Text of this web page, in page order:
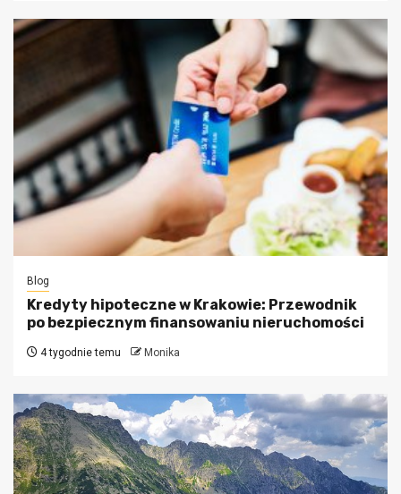
Blog
Kredyty hipoteczne w Krakowie: Przewodnik
po bezpiecznym finansowaniu nieruchomości
4 tygodnie temu Monika